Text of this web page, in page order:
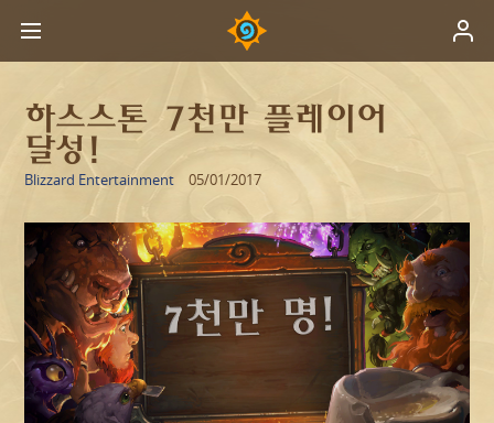
하스스톤 7천만 플레이어
달성!
Blizzard Entertainment 05/01/2017